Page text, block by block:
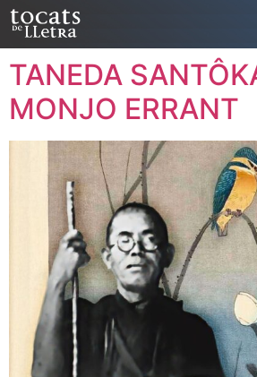
TANEDA
MONJO ERRANT